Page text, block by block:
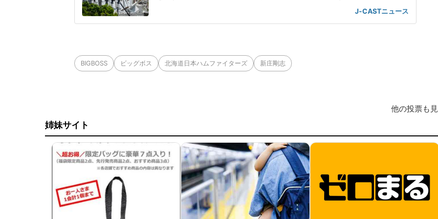
前に約3000人いた客について全て避難誘導完了していたと明かし、会見を見てい
たXユーザーから称賛の声が寄せられている。死者3人、心肺停止1人、負傷による
J-CASTニュース
BIGBOSS ビッグボス 北海道日本ハムファイターズ 新庄剛志
他の投票も
姉妹サイト